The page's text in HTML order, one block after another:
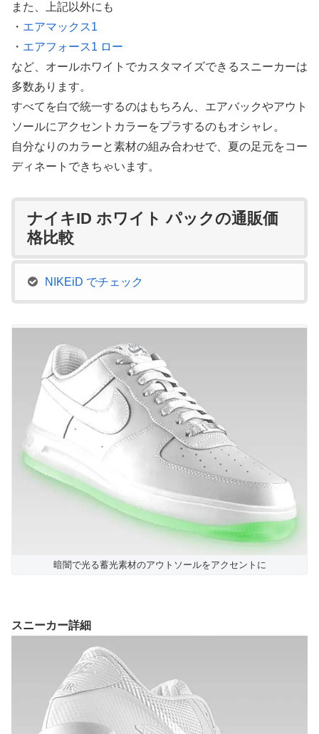
また、上記以外にも
・ エアマックス1
・ エアフォース1 ロー
など、オールホワイトでカスタマイズできるスニーカーは
多数あります。
すべてを白で統一するのはもちろん、エアバックやアウト
ソールにアクセントカラーをプラするのもオシャレ。
自分なりのカラーと素材の組み合わせで、夏の足元をコー
ディネートできちゃいます。
ナイキID ホワイト パックの通販価
格比較
NIKEiD でチェック
暗闇で光る蓄光素材のアウトソールをアクセントに
スニーカー詳細